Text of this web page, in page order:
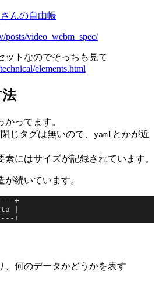
んの自由帳
posts/video_webm_spec/
ットなのでそっちも見て
elements.html
かってます。
じタグは無いので、 yaml とかが近
素にはサイズが記録されています。
続いています。
+
|
+
、何のデータかどうかを表す